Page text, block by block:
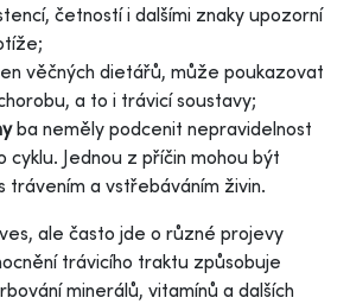
četností i dalšími znaky upozorní
věčných dietářů, může poukazovat
a to i trávicí soustavy;
ba neměly podcenit nepravidelnost
cyklu. Jednou z příčin mohou být
trávením a vstřebáváním živin.
ale často jde o různé projevy
trávicího traktu způsobuje
minerálů, vitamínů a dalších